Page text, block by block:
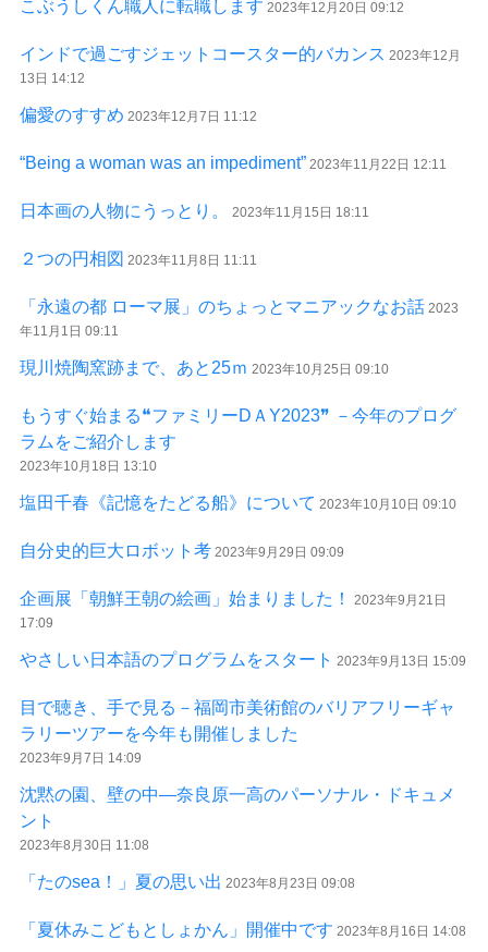
こぶうしくん職人に転職します 2023年12月20日 09:12
インドで過ごすジェットコースター的バカンス 2023年12月
13日 14:12
偏愛のすすめ 2023年12月7日 11:12
“Being a woman was an impediment” 2023年11月22日 12:11
日本画の人物にうっとり。 2023年11月15日 18:11
２つの円相図 2023年11月8日 11:11
「永遠の都 ローマ展」のちょっとマニアックなお話 2023
年11月1日 09:11
現川焼陶窯跡まで、あと25ｍ 2023年10月25日 09:10
もうすぐ始まる❝ファミリーDＡY2023❞ －今年のプログ
ラムをご紹介します
2023年10月18日 13:10
塩田千春《記憶をたどる船》について 2023年10月10日 09:10
自分史的巨大ロボット考 2023年9月29日 09:09
企画展「朝鮮王朝の絵画」始まりました！
2023年9月21日
17:09
やさしい日本語のプログラムをスタート 2023年9月13日 15:09
目で聴き、手で見る－福岡市美術館のバリアフリーギャ
ラリーツアーを今年も開催しました
2023年9月7日 14:09
沈黙の園、壁の中—奈良原一高のパーソナル・ドキュメ
ント
2023年8月30日 11:08
「たのsea！」夏の思い出 2023年8月23日 09:08
「夏休みこどもとしょかん」開催中です 2023年8月16日 14:08